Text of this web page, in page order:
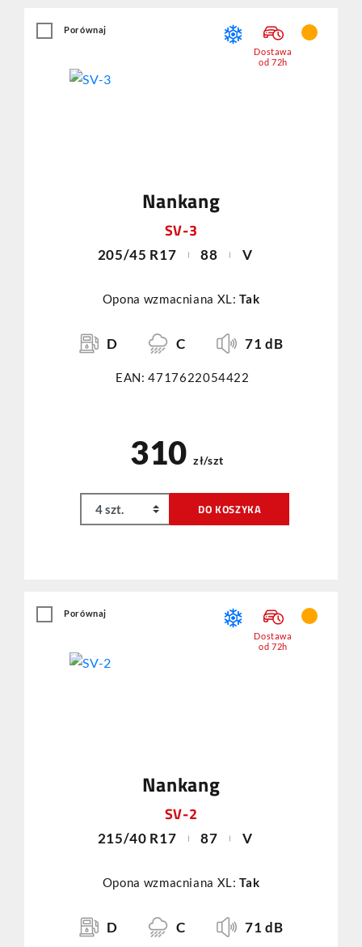
Nankang
SV-3
205/45 R17 88 V
Opona wzmacniana XL:Tak
D C 71 dB
EAN: 4717622054422
Porównaj
Dostawa
od 72h
310 zł/szt
DO KOSZYKA
Nankang
SV-2
215/40 R17 87 V
Opona wzmacniana XL:Tak
D C 71 dB
Porównaj
Dostawa
od 72h